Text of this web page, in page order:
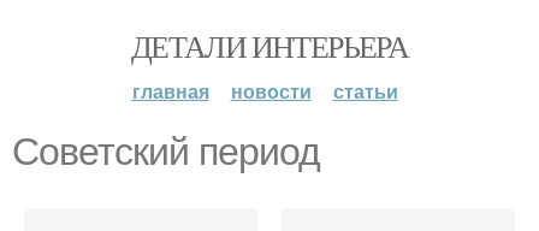
ДЕТАЛИ ИНТЕРЬЕРА
главная новости статьи
Советский период